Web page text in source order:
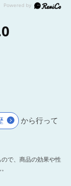
から行って
で、商品の効果や性